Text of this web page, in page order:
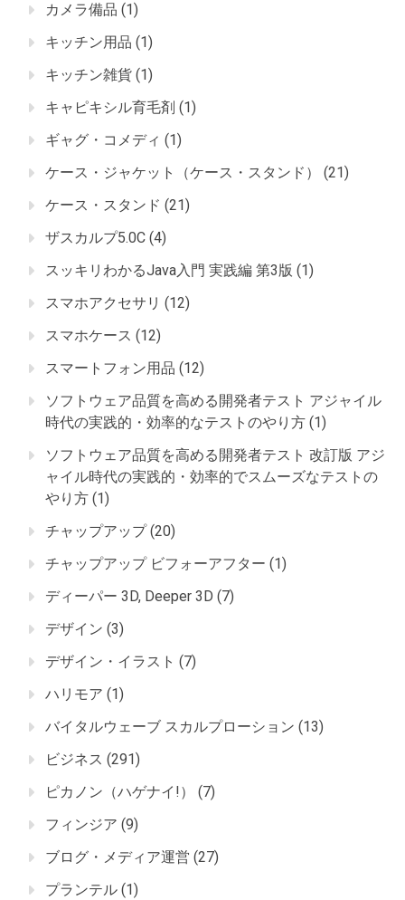
カメラ備品 (1)
キッチン用品 (1)
キッチン雑貨 (1)
キャピキシル育毛剤 (1)
ギャグ・コメディ (1)
ケース・ジャケット（ケース・スタンド）
(21)
ケース・スタンド (21)
ザスカルプ5.0C (4)
スッキリわかるJava入門 実践編 第3版 (1)
スマホアクセサリ (12)
スマホケース (12)
スマートフォン用品 (12)
ソフトウェア品質を高める開発者テスト アジャイル
時代の実践的・効率的なテストのやり方 (1)
ソフトウェア品質を高める開発者テスト 改訂版 アジ
ャイル時代の実践的・効率的でスムーズなテストの
やり方 (1)
チャップアップ(20)
チャップアップ ビフォーアフター (1)
ディーパー 3D, Deeper 3D (7)
デザイン (3)
デザイン・イラスト (7)
ハリモア (1)
バイタルウェーブ スカルプローション (13)
ビジネス (291)
ピカノン（ハゲナイ!）
(7)
フィンジア (9)
ブログ・メディア運営 (27)
プランテル (1)